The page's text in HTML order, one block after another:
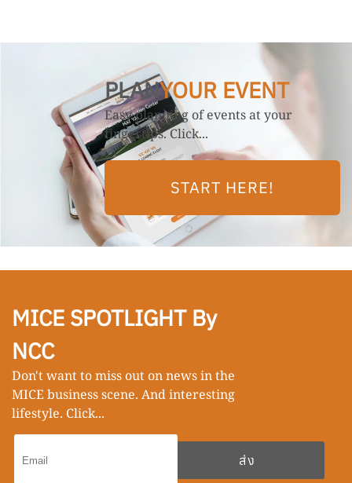
PLANYOUR EVENT
Easy planning of events at your
fingertips. Click...
START HERE!
MICE SPOTLIGHT By
NCC
Don't want to miss out on news in the
MICE business scene. And interesting
lifestyle. Click...